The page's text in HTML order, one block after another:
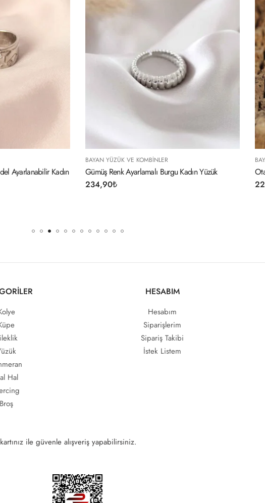
KOMBINLER
Burgu Kadın Yüzük
BAYAN YÜZÜK VE KOMBINLER
Otantik Yılan Tasarımlı Ayarlamalı Kadın Yüzük
Hal
Broş
HESABIM
Hesabım
Siparişlerim
Sipariş Takibi
İstek Listem
ile güvenle alışveriş yapabilirsiniz.